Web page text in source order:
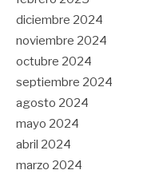
diciembre 2024
noviembre 2024
octubre 2024
septiembre 2024
agosto 2024
mayo 2024
abril 2024
marzo 2024